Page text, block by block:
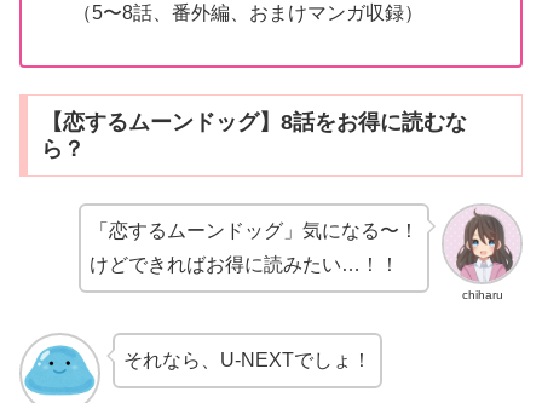
（5〜8話、番外編、おまけマンガ収録）
【恋するムーンドッグ】8話をお得に読むな
ら？
chiharu
「恋するムーンドッグ」気になる〜！
けどできればお得に読みたい…！！
それなら、U-NEXTでしょ！